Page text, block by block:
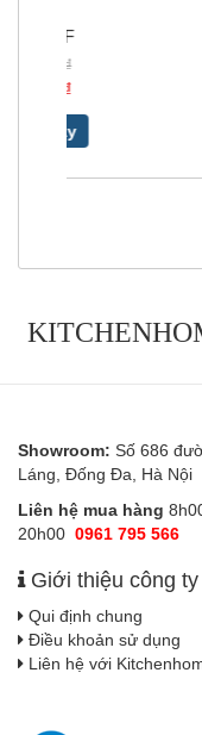
Showroom: Số 686
Láng, Đống Đa, Hà Nội
Liên hệ mua hàng
20h00 0961 795 566
Giới thiệu công ty
Qui định chung
Điều khoản sử dụng
Liên hệ với